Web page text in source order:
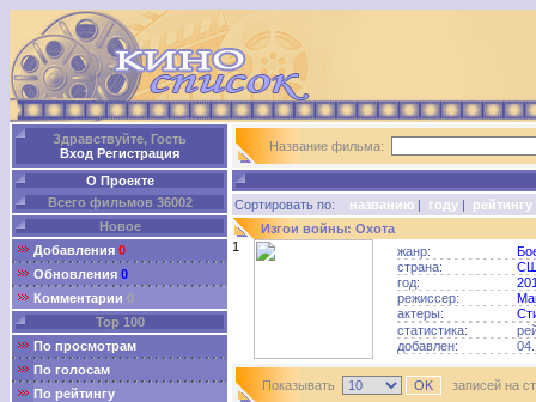
Здравствуйте, Гость
Вход Регистрация
О Проекте
Всего фильмов 36002
Новое
Добавления 0
Обновления 0
Комментарии 0
Top 100
По просмотрам
По голосам
По рейтингу
Название фильма:
Сортировать по: названию | году | рейтингу
Изгои войны: Охота
1
жанр:
страна:
год:
режиссер:
актеры:
статистика:
добавлен:
Показывать записей на